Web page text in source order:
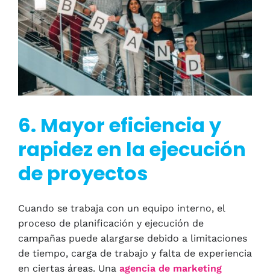
6. Mayor eficiencia y
rapidez en la ejecución
de proyectos
Cuando se trabaja con un equipo interno, el
proceso de planificación y ejecución de
campañas puede alargarse debido a limitaciones
de tiempo, carga de trabajo y falta de experiencia
en ciertas áreas. Una agencia de marketing